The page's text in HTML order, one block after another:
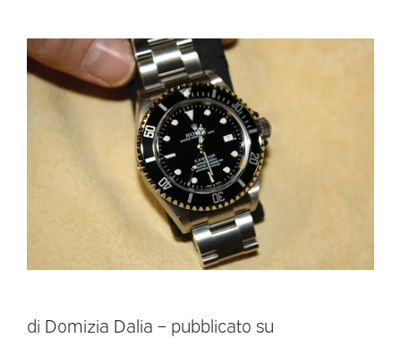
di Domizia Dalia – pubblicato su